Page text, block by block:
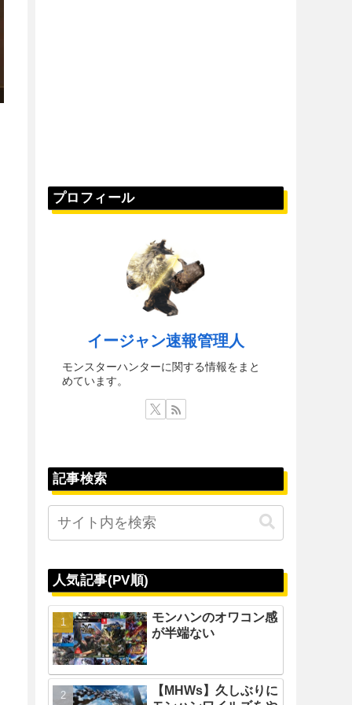
プロフィール
イージャン速報管理人
モンスターハンターに関する情報をまと
めています。
記事検索
人気記事(PV順)
モンハンのオワコン感
が半端ない
【MHWs】久しぶりに